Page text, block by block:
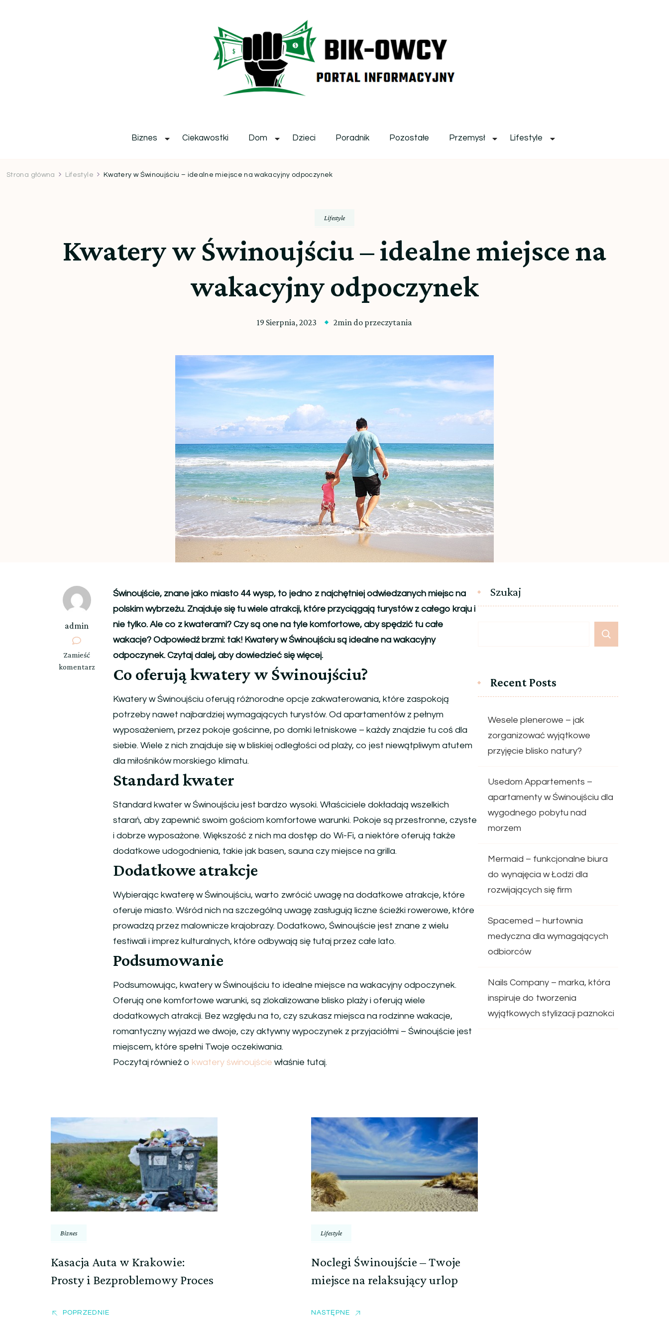
Biznes Ciekawostki Dom Dzieci Poradnik Pozostałe Przemysł Lifestyle
Strona główna Lifestyle Kwatery w Świnoujściu – idealne miejsce na wakacyjny odpoczynek
Lifestyle
Kwatery w Świnoujściu – idealne miejsce na
wakacyjny odpoczynek
19 Sierpnia, 2023 2min do przeczytania
admin
Zamieść
komentarz
we
wpisie
Świnoujściu
odpoczynek
Świnoujście, znane jako miasto 44 wysp, to jedno z najchętniej odwiedzanych miejsc na
polskim wybrzeżu. Znajduje się tu wiele atrakcji, które przyciągają turystów z całego kraju i
nie tylko. Ale co z kwaterami? Czy są one na tyle komfortowe, aby spędzić tu całe
wakacje? Odpowiedź brzmi: tak! Kwatery w Świnoujściu są idealne na wakacyjny
odpoczynek. Czytaj dalej, aby dowiedzieć się więcej.
Co oferują kwatery w Świnoujściu?
Kwatery w Świnoujściu oferują różnorodne opcje zakwaterowania, które zaspokoją
potrzeby nawet najbardziej wymagających turystów. Od apartamentów z pełnym
wyposażeniem, przez pokoje gościnne, po domki letniskowe – każdy znajdzie tu coś dla
siebie. Wiele z nich znajduje się w bliskiej odległości od plaży, co jest niewątpliwym atutem
dla miłośników morskiego klimatu.
Standard kwater
Standard kwater w Świnoujściu jest bardzo wysoki. Właściciele dokładają wszelkich
starań, aby zapewnić swoim gościom komfortowe warunki. Pokoje są przestronne, czyste
i dobrze wyposażone. Większość z nich ma dostęp do Wi-Fi, a niektóre oferują także
dodatkowe udogodnienia, takie jak basen, sauna czy miejsce na grilla.
Dodatkowe atrakcje
Wybierając kwaterę w Świnoujściu, warto zwrócić uwagę na dodatkowe atrakcje, które
oferuje miasto. Wśród nich na szczególną uwagę zasługują liczne ścieżki rowerowe, które
prowadzą przez malownicze krajobrazy. Dodatkowo, Świnoujście jest znane z wielu
festiwali i imprez kulturalnych, które odbywają się tutaj przez całe lato.
Podsumowanie
Podsumowując, kwatery w Świnoujściu to idealne miejsce na wakacyjny odpoczynek.
Oferują one komfortowe warunki, są zlokalizowane blisko plaży i oferują wiele
dodatkowych atrakcji. Bez względu na to, czy szukasz miejsca na rodzinne wakacje,
romantyczny wyjazd we dwoje, czy aktywny wypoczynek z przyjaciółmi – Świnoujście jest
miejscem, które spełni Twoje oczekiwania.
Poczytaj również o kwatery świnoujście właśnie tutaj.
Nawigacja
wpisu
Biznes
Kasacja Auta w Krakowie:
Prosty i Bezproblemowy Proces
POPRZEDNIE
Lifestyle
Noclegi Świnoujście – Twoje
miejsce na relaksujący urlop
NASTĘPNE
Szukaj
Recent Posts
Wesele plenerowe – jak
zorganizować wyjątkowe
przyjęcie blisko natury?
Usedom Appartements –
apartamenty w Świnoujściu dla
wygodnego pobytu nad
morzem
Mermaid – funkcjonalne biura
do wynajęcia w Łodzi dla
rozwijających się firm
Spacemed – hurtownia
medyczna dla wymagających
odbiorców
Nails Company – marka, która
inspiruje do tworzenia
wyjątkowych stylizacji paznokci